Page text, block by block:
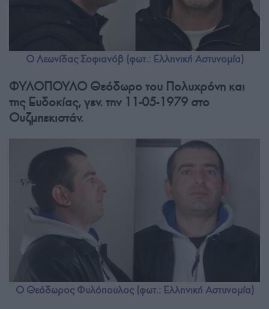
Ο Λεωνίδας Σοφιανόβ (φωτ.: Ελληνική Αστυνομία)
ΦΥΛΟΠΟΥΛΟ Θεόδωρο του Πολυχρόνη και
της Ευδοκίας, γεν. την 11-05-1979 στο
Ουζμπεκιστάν.
Ο Θεόδωρος Φυλόπουλος (φωτ.: Ελληνική Αστυνομία)